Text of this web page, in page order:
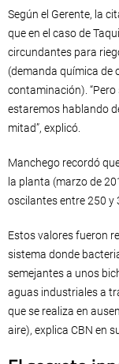
Según el Gerente, la
que en el caso de
circundantes para
(demanda química de
contaminación).
estaremos hablando
mitad”, explicó.
Manchego recordó
la planta (marzo de
oscilantes entre 250 y
Estos valores fueron
sistema donde
semejantes a unos
aguas industriales a
que se realiza en
aire), explica CBN en